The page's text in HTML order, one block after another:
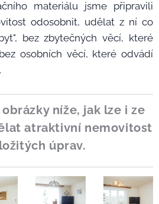
materiálu jsme připravili
odosobnit, udělat z ní co
bez zbytečných věcí, které
osobních věcí, které odvádí
níže, jak lze i ze
atraktivní nemovitost
úprav.